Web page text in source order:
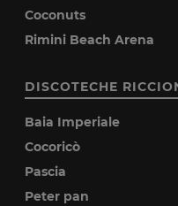
Coconuts
Rimini Beach Arena
DISCOTECHE
Baia Imperiale
Cocoricò
Pascia
Peter pan